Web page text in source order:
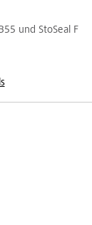
und StoSeal F